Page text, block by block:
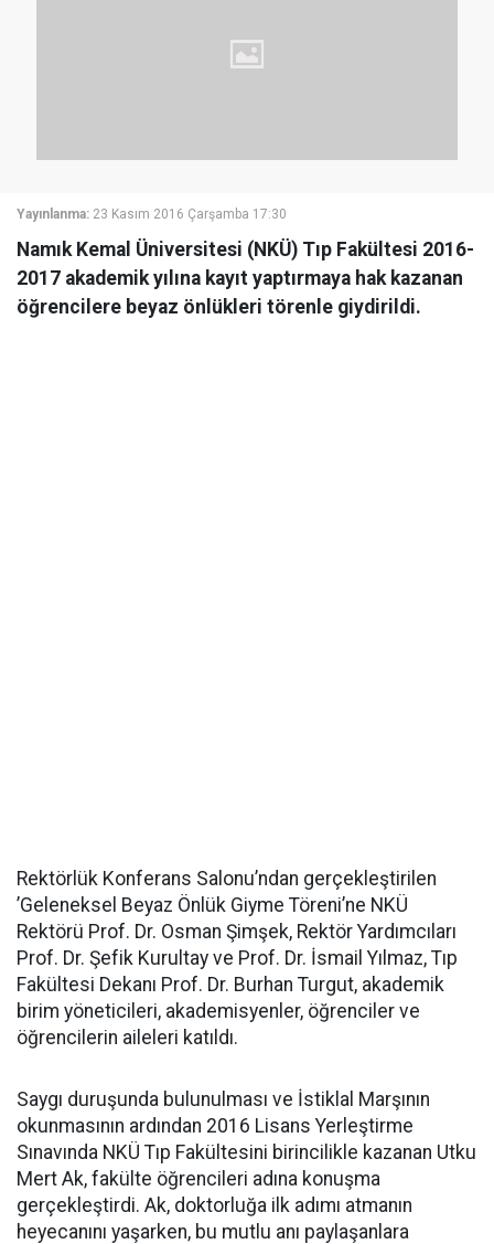
Yayınlanma: 23 Kasım 2016 Çarşamba 17:30
Namık Kemal Üniversitesi (NKÜ) Tıp Fakültesi 2016-
2017 akademik yılına kayıt yaptırmaya hak kazanan
öğrencilere beyaz önlükleri törenle giydirildi.
Rektörlük Konferans Salonu’ndan gerçekleştirilen
’Geleneksel Beyaz Önlük Giyme Töreni’ne NKÜ
Rektörü Prof. Dr. Osman Şimşek, Rektör Yardımcıları
Prof. Dr. Şefik Kurultay ve Prof. Dr. İsmail Yılmaz, Tıp
Fakültesi Dekanı Prof. Dr. Burhan Turgut, akademik
birim yöneticileri, akademisyenler, öğrenciler ve
öğrencilerin aileleri katıldı.
Saygı duruşunda bulunulması ve İstiklal Marşının
okunmasının ardından 2016 Lisans Yerleştirme
Sınavında NKÜ Tıp Fakültesini birincilikle kazanan Utku
Mert Ak, fakülte öğrencileri adına konuşma
gerçekleştirdi. Ak, doktorluğa ilk adımı atmanın
heyecanını yaşarken, bu mutlu anı paylaşanlara